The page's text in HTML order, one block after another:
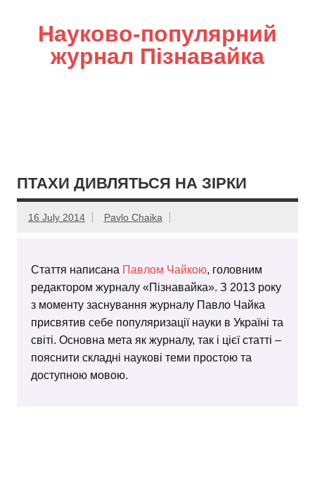
Науково-популярний
журнал Пізнавайка
ПТАХИ ДИВЛЯТЬСЯ НА ЗІРКИ
16 July 2014 Pavlo Chaika
Стаття написана Павлом Чайкою, головним
редактором журналу «Пізнавайка». З 2013 року
з моменту заснування журналу Павло Чайка
присвятив себе популяризації науки в Україні та
світі. Основна мета як журналу, так і цієї статті –
пояснити складні наукові теми простою та
доступною мовою.